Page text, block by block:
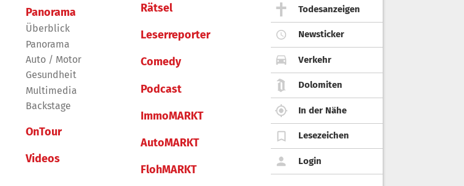
Panorama
Überblick
Panorama
Auto / Motor
Gesundheit
Multimedia
Backstage
OnTour
Videos
Rätsel
Leserreporter
Comedy
Podcast
ImmoMARKT
AutoMARKT
FlohMARKT
Todesanzeigen
Newsticker
Verkehr
Dolomiten
In der Nähe
Lesezeichen
Login